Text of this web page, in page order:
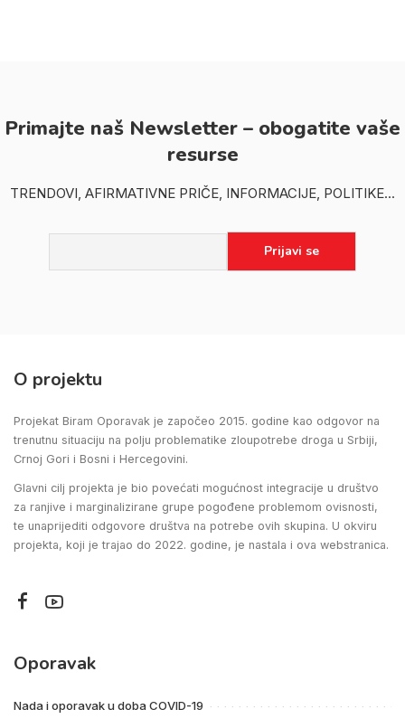
Primajte naš Newsletter – obogatite vaše
resurse
TRENDOVI, AFIRMATIVNE PRIČE, INFORMACIJE, POLITIKE...
O projektu
Projekat Biram Oporavak je započeo 2015. godine kao odgovor na
trenutnu situaciju na polju problematike zloupotrebe droga u Srbiji,
Crnoj Gori i Bosni i Hercegovini.
Glavni cilj projekta je bio povećati mogućnost integracije u društvo
za ranjive i marginalizirane grupe pogođene problemom ovisnosti,
te unaprijediti odgovore društva na potrebe ovih skupina. U okviru
projekta, koji je trajao do 2022. godine, je nastala i ova webstranica.
Oporavak
Nada i oporavak u doba COVID-19